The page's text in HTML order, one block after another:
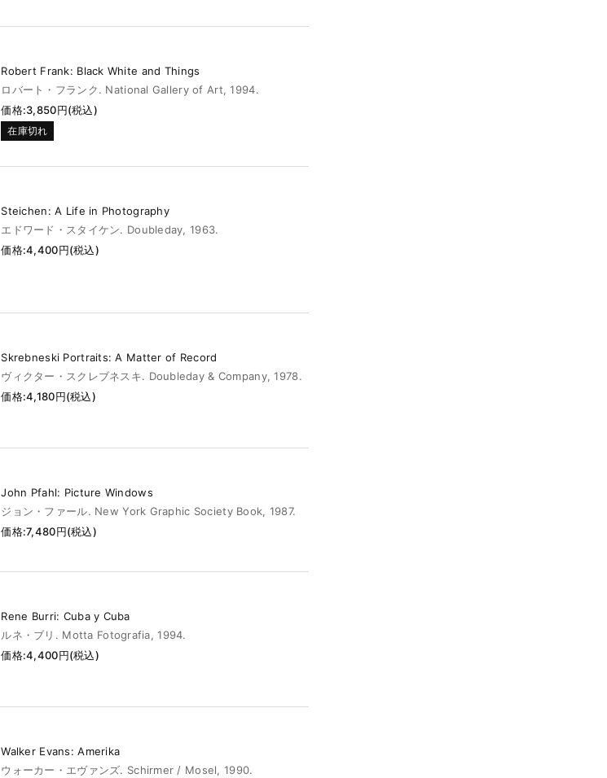
Robert Frank: Black White and Things
ロバート・フランク. National Gallery of Art, 1994.
価格:3,850円(税込)
在庫切れ
Steichen: A Life in Photography
エドワード・スタイケン. Doubleday, 1963.
価格:4,400円(税込)
Skrebneski Portraits: A Matter of Record
ヴィクター・スクレブネスキ. Doubleday & Company, 1978.
価格:4,180円(税込)
John Pfahl: Picture Windows
ジョン・ファール. New York Graphic Society Book, 1987.
価格:7,480円(税込)
Rene Burri: Cuba y Cuba
ルネ・ブリ. Motta Fotografia, 1994.
価格:4,400円(税込)
Walker Evans: Amerika
ウォーカー・エヴァンズ. Schirmer / Mosel, 1990.